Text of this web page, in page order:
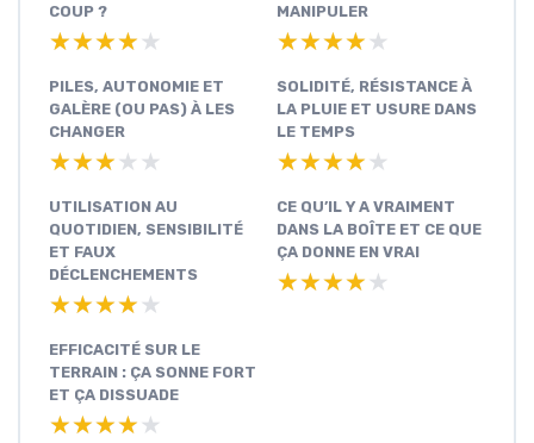
COUP ?
★★★★★
★★★★★
MANIPULER
★★★★★
★★★★★
PILES, AUTONOMIE ET
GALÈRE (OU PAS) À LES
CHANGER
★★★★★
★★★★★
SOLIDITÉ, RÉSISTANCE À
LA PLUIE ET USURE DANS
LE TEMPS
★★★★★
★★★★★
UTILISATION AU
QUOTIDIEN, SENSIBILITÉ
ET FAUX
DÉCLENCHEMENTS
★★★★★
★★★★★
CE QU’IL Y A VRAIMENT
DANS LA BOÎTE ET CE QUE
ÇA DONNE EN VRAI
★★★★★
★★★★★
EFFICACITÉ SUR LE
TERRAIN : ÇA SONNE FORT
ET ÇA DISSUADE
★★★★★
★★★★★